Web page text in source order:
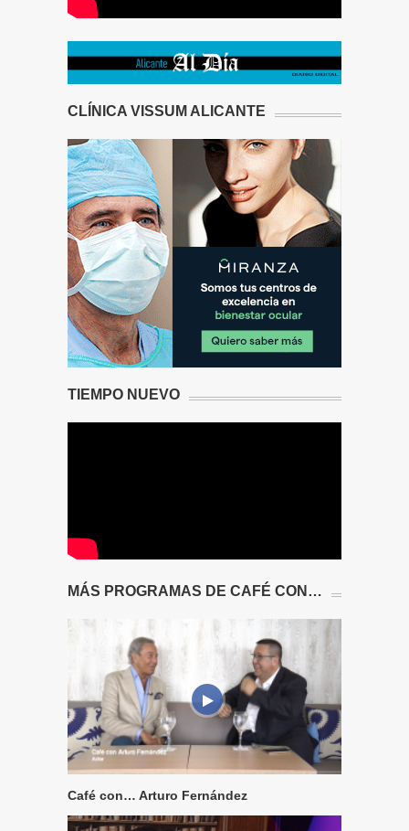
CLÍNICA VISSUM ALICANTE
TIEMPO NUEVO
MÁS PROGRAMAS DE CAFÉ CON…
Café con… Arturo Fernández